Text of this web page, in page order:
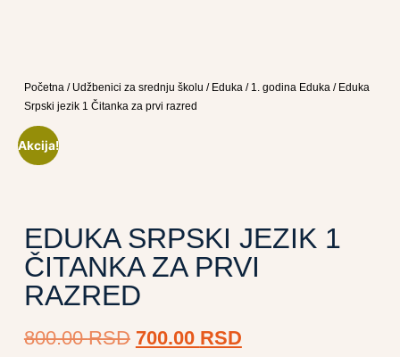
Početna/ Udžbenici za srednju školu / Eduka/ 1. godina Eduka/ Eduka
Srpski jezik 1 Čitanka za prvi razred
Akcija!
EDUKA SRPSKI JEZIK 1
ČITANKA ZA PRVI
RAZRED
800.00RSD 700.00 RSD